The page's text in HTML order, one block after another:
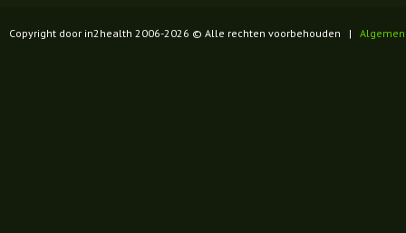
Copyright door in2health 2006-2026 © Alle rechten voorbehouden |